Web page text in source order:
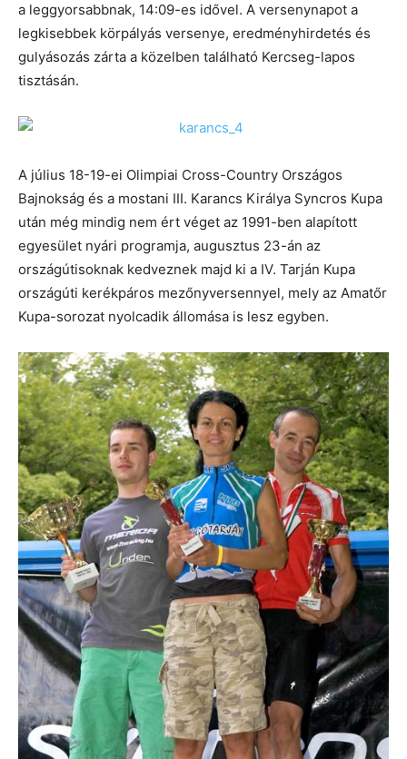
a leggyorsabbnak, 14:09-es idővel. A versenynapot a
legkisebbek körpályás versenye, eredményhirdetés és
gulyásozás zárta a közelben található Kercseg-lapos
tisztásán.
A július 18-19-ei Olimpiai Cross-Country Országos
Bajnokság és a mostani III. Karancs Királya Syncros Kupa
után még mindig nem ért véget az 1991-ben alapított
egyesület nyári programja, augusztus 23-án az
országútisoknak kedveznek majd ki a IV. Tarján Kupa
országúti kerékpáros mezőnyversennyel, mely az Amatőr
Kupa-sorozat nyolcadik állomása is lesz egyben.